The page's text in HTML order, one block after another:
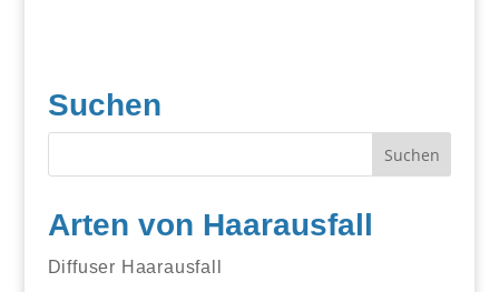
Suchen
Arten von Haarausfall
Diffuser Haarausfall